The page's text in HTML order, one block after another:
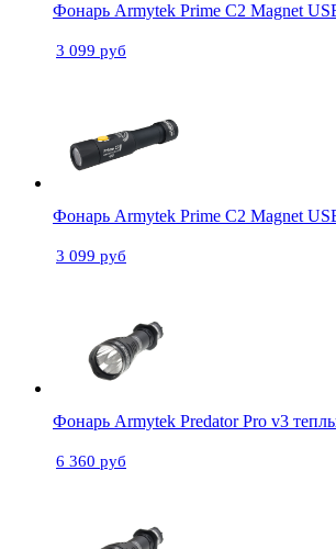
Фонарь Armytek Prime С2 Magnet
3 099 руб
Фонарь Armytek Prime С2 Magnet
3 099 руб
Фонарь Armytek Predator Pro v3
6 360 руб